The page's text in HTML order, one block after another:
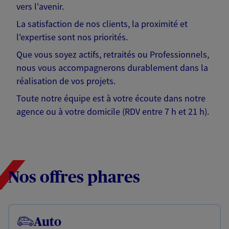
vers l'avenir.
La satisfaction de nos clients, la proximité et
l'expertise sont nos priorités.
Que vous soyez actifs, retraités ou Professionnels,
nous vous accompagnerons durablement dans la
réalisation de vos projets.
Toute notre équipe est à votre écoute dans notre
agence ou à votre domicile (RDV entre 7 h et 21 h).
Nos offres phares
Auto